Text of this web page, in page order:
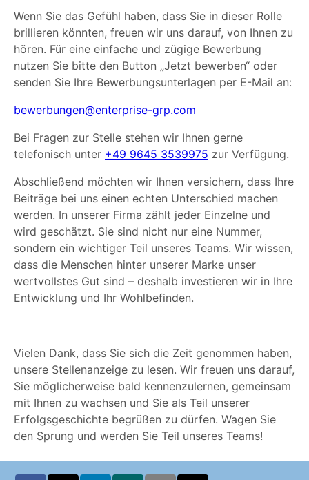
Wenn Sie das Gefühl haben, dass Sie in dieser Rolle
brillieren könnten, freuen wir uns darauf, von Ihnen zu
hören. Für eine einfache und zügige Bewerbung
nutzen Sie bitte den Button „Jetzt bewerben“ oder
senden Sie Ihre Bewerbungsunterlagen per E-Mail an:
bewerbungen@enterprise-grp.com
Bei Fragen zur Stelle stehen wir Ihnen gerne
telefonisch unter +49 9645 3539975 zur Verfügung.
Abschließend möchten wir Ihnen versichern, dass Ihre
Beiträge bei uns einen echten Unterschied machen
werden. In unserer Firma zählt jeder Einzelne und
wird geschätzt. Sie sind nicht nur eine Nummer,
sondern ein wichtiger Teil unseres Teams. Wir wissen,
dass die Menschen hinter unserer Marke unser
wertvollstes Gut sind – deshalb investieren wir in Ihre
Entwicklung und Ihr Wohlbefinden.
Vielen Dank, dass Sie sich die Zeit genommen haben,
unsere Stellenanzeige zu lesen. Wir freuen uns darauf,
Sie möglicherweise bald kennenzulernen, gemeinsam
mit Ihnen zu wachsen und Sie als Teil unserer
Erfolgsgeschichte begrüßen zu dürfen. Wagen Sie
den Sprung und werden Sie Teil unseres Teams!